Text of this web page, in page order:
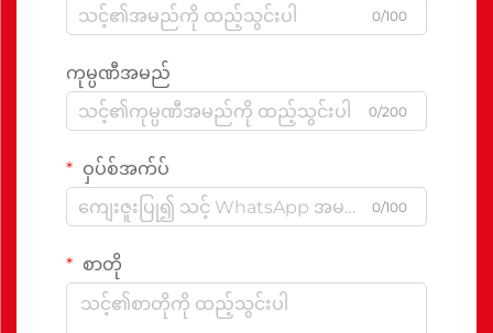
0/100
ကုမ္ပဏီအမည်
0/200
ဝှပ်စ်အက်ပ်
0/100
စာတို